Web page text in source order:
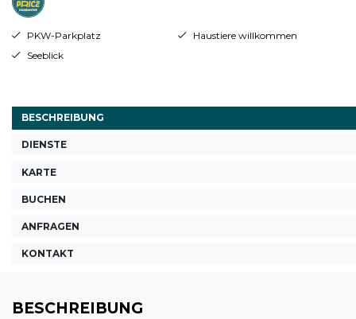
PKW-Parkplatz
Haustiere willkommen
Seeblick
BESCHREIBUNG
DIENSTE
KARTE
BUCHEN
ANFRAGEN
KONTAKT
BESCHREIBUNG